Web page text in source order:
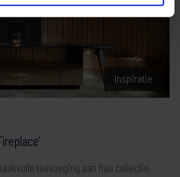
Inspiratie
toevoeging aan hun collectie,